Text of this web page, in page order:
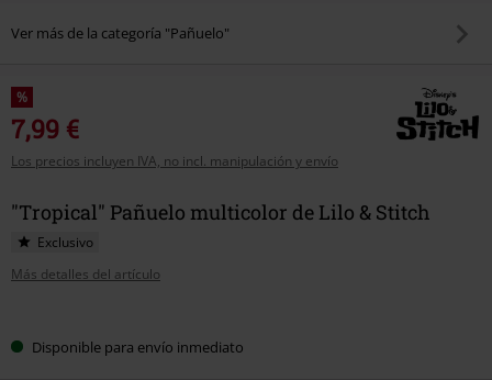
Ver más de la categoría "Pañuelo"
%
7,99 €
Los precios incluyen IVA, no incl. manipulación y envío
"Tropical" Pañuelo multicolor de Lilo & Stitch
Exclusivo
Más detalles del artículo
tu Disponible para envío inmediato